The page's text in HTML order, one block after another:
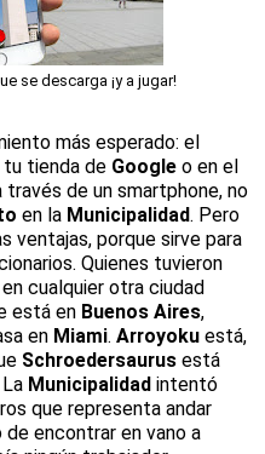
se descarga ¡y a jugar!
más esperado: el
tu tienda de Google o en el
través de un smartphone, no
en la Municipalidad. Pero
ventajas, porque sirve para
Quienes tuvieron
cualquier otra ciudad
está en Buenos Aires,
en Miami. Arroyoku está,
Schroedersaurus está
Municipalidad intentó
que representa andar
encontrar en vano a